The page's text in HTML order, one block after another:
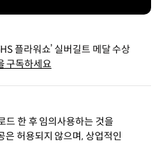
플라워쇼’ 실버길트 메달 수상
구독하세요
드 한 후 임의사용하는 것을
은 허용되지 않으며, 상업적인